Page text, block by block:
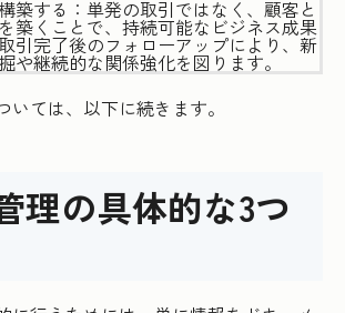
築する：単発の取引ではなく、顧客と
築くことで、持続可能なビジネス成果
引完了後のフォローアップにより、新
や継続的な関係強化を図ります。
いては、以下に続きます。
理の具体的な3つ